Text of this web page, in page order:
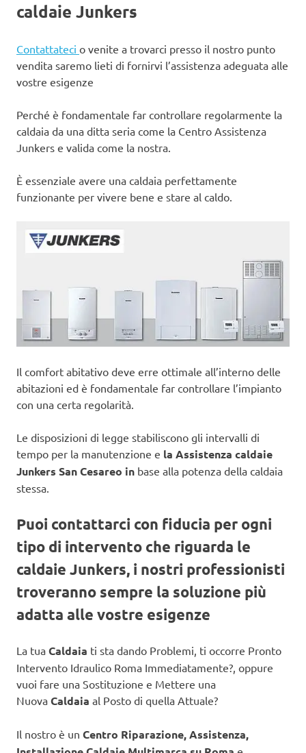
caldaie Junkers
Contattateci o venite a trovarci presso il nostro punto
vendita saremo lieti di fornirvi l’assistenza adeguata alle
vostre esigenze
Perché è fondamentale far controllare regolarmente la
caldaia da una ditta seria come la Centro Assistenza
Junkers e valida come la nostra.
È essenziale avere una caldaia perfettamente
funzionante per vivere bene e stare al caldo.
Il comfort abitativo deve erre ottimale all’interno delle
abitazioni ed è fondamentale far controllare l’impianto
con una certa regolarità.
Le disposizioni di legge stabiliscono gli intervalli di
tempo per la manutenzione e la Assistenza caldaie
Junkers San Cesareo in base alla potenza della caldaia
stessa.
Puoi contattarci con fiducia per ogni
tipo di intervento che riguarda le
caldaie Junkers, i nostri professionisti
troveranno sempre la soluzione più
adatta alle vostre esigenze
La tua Caldaia ti sta dando Problemi, ti occorre Pronto
Intervento Idraulico Roma Immediatamente?, oppure
vuoi fare una Sostituzione e Mettere una
Nuova Caldaia al Posto di quella Attuale?
Il nostro è un Centro Riparazione, Assistenza,